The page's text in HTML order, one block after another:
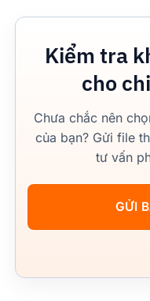
Kiểm tra
cho
Chưa chắc nên
của bạn? Gửi file
tư vấn
GỬI